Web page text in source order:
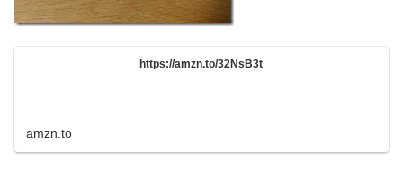
https://amzn.to/32NsB3t
amzn.to